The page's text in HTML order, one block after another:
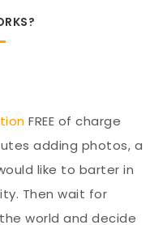
FREE of charge
adding photos, a
like to barter in
Then wait for
world and decide